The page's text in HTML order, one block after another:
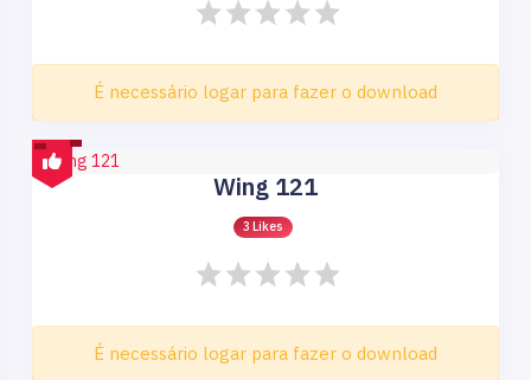
É necessário logar para fazer o download
Wing 121
3 Likes
É necessário logar para fazer o download